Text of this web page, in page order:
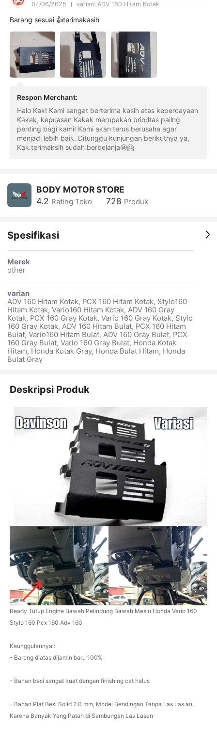
04/06/2025 varian: ADV 160 Hitam Kotak
Barang sesuai 👍terimakasih
Respon Merchant:
Halo Kak! Kami sangat berterima kasih atas kepercayaan
Kakak, kepuasan Kakak merupakan prioritas paling
penting bagi kami! Kami akan terus berusaha agar
menjadi lebih baik. Ditunggu kunjungan berikutnya ya,
Kak.terimaksih sudah berbelanja🤩🤗
BODY MOTOR STORE
4.2 Rating Toko 728 Produk
Spesifikasi
Merek
other
varian
ADV 160 Hitam Kotak, PCX 160 Hitam Kotak, Stylo160
Hitam Kotak, Vario160 Hitam Kotak, ADV 160 Gray
Kotak, PCX 160 Gray Kotak, Vario 160 Gray Kotak, Stylo
160 Gray Kotak, ADV 160 Hitam Bulat, PCX 160 Hitam
Bulat, Vario160 Hitam Bulat, ADV 160 Gray Bulat, PCX
160 Gray Bulat, Vario 160 Gray Bulat, Honda Kotak
Hitam, Honda Kotak Gray, Honda Bulat Hitam, Honda
Bulat Gray
Deskripsi Produk
Ready Tutup Engine Bawah Pelindung Bawah Mesin Honda Vario 160
Stylo 160 Pcx 160 Adv 160
Keunggulannya :
- Barang diatas dijamin baru 100%
- Bahan besi sangat kuat dengan finishing cat halus
- Bahan Plat Besi Solid 2.0 mm, Model Bendingan Tanpa Las Las an,
Karena Banyak Yang Patah di Sambungan Las Lasan